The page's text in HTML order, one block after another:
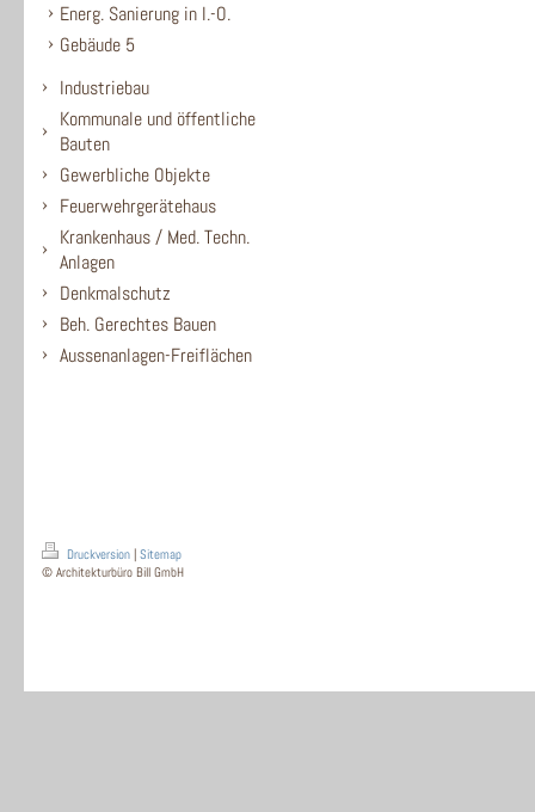
Energ. Sanierung in I.-O.
Gebäude 5
Industriebau
Kommunale und öffentliche
Bauten
Gewerbliche Objekte
Feuerwehrgerätehaus
Krankenhaus / Med. Techn.
Anlagen
Denkmalschutz
Beh. Gerechtes Bauen
Aussenanlagen-Freiflächen
Druckversion | Sitemap
© Architekturbüro Bill GmbH